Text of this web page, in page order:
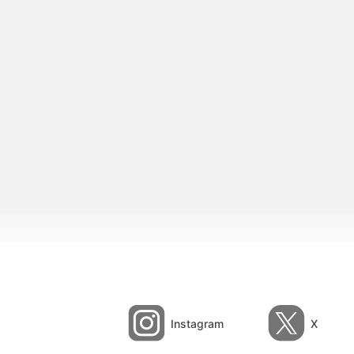
Instagram X